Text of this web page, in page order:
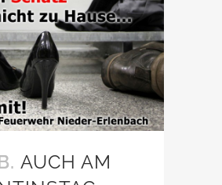
AUCH AM